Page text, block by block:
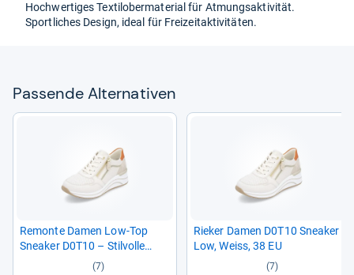
Hoch­wer­ti­ges Tex­ti­lo­ber­ma­te­rial für Atmungs­ak­ti­vi­tät.
Sport­li­ches Design, ideal für Frei­zeitak­ti­vi­tä­ten.
Pas­sende Alter­na­ti­ven
Remonte Damen Low-​Top
Snea­ker D0T10 – Stil­volle
Halb­schuhe mit Pla­teau
(7)
Rie­ker Damen D0T10 Snea­ker
Low, Weiss, 38 EU
(7)